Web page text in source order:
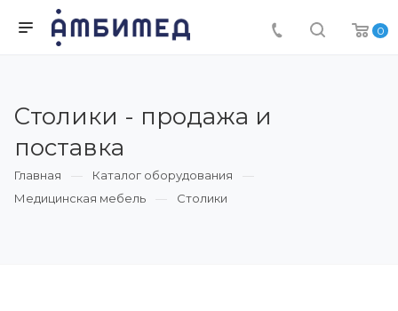
0
Столики - продажа и
поставка
Главная
Каталог оборудования
Медицинская мебель
Столики